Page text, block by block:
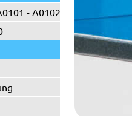
- A0102